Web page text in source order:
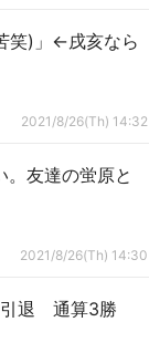
笑)」←戌亥なら
2021/8/26(Th) 14:32
。友達の蛍原と
2021/8/26(Th) 14:30
引退 通算3勝